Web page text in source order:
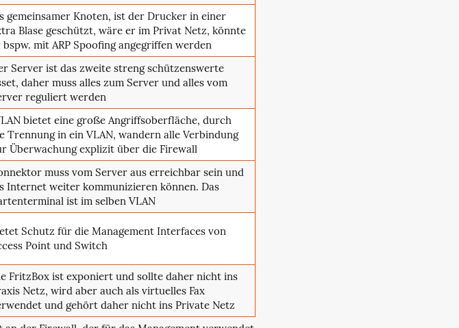
gemeinsamer Knoten, ist der Drucker in einer
Blase geschützt, wäre er im Privat Netz, könnte
bspw. mit ARP Spoofing angegriffen werden
Server ist das zweite streng schützenswerte
daher muss alles zum Server und alles vom
reguliert werden
bietet eine große Angriffsoberfläche, durch
Trennung in ein VLAN, wandern alle Verbindung
Überwachung explizit über die Firewall
muss vom Server aus erreichbar sein und
Internet weiter kommunizieren können. Das
ist im selben VLAN
Schutz für die Management Interfaces von
Point und Switch
FritzBox ist exponiert und sollte daher nicht ins
Netz, wird aber auch als virtuelles Fax
und gehört daher nicht ins Private Netz